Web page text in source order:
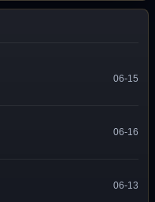
06-15
06-16
06-13